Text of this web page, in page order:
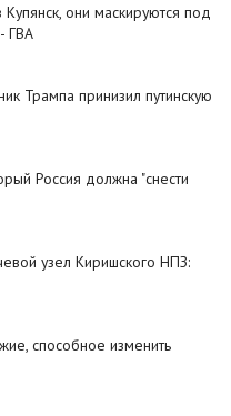
они маскируются под
ГВА
Трампа принизил путинскую
Россия должна "снести
узел Киришского НПЗ:
способное изменить